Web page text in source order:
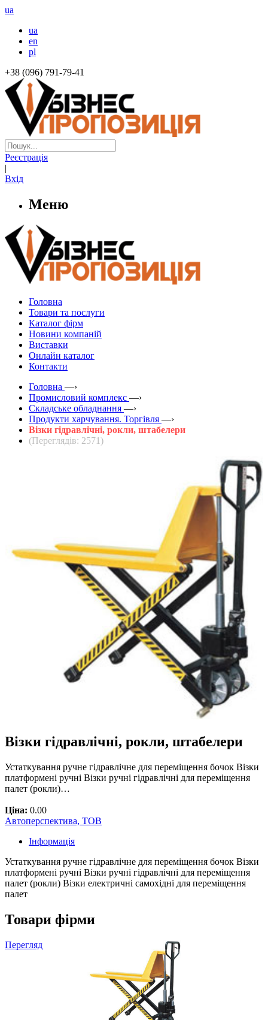
ua
ua
en
pl
+38 (096) 791-79-41
Реєстрація
|
Вхід
Меню
Головна
Товари та послуги
Каталог фірм
Новини компаній
Виставки
Онлайн каталог
Контакти
Головна —›
Промисловий комплекс —›
Складське обладнання —›
Продукти харчування. Торгівля —›
Візки гідравлічні, рокли, штабелери
(Переглядів: 2571)
Візки гідравлічні, рокли, штабелери
Устаткування ручне гідравлічне для переміщення бочок Візки
платформені ручні Візки ручні гідравлічні для переміщення
палет (рокли)…
Ціна: 0.00
Автоперспектива, ТОВ
Інформація
Устаткування ручне гідравлічне для переміщення бочок Візки
платформені ручні Візки ручні гідравлічні для переміщення
палет (рокли) Візки електричні самохідні для переміщення
палет
Товари фірми
Перегляд